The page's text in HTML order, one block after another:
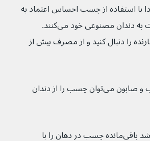
با استفاده از چسب احساس اعتماد به
نفس بیشتری نسبت به دندان مصنوعی خود می‌کنند.
سازنده را دنبال کنید و از مصرف بیش از
با مسواک زدن با آب و صابون می‌توان چسب را از دندان
ممکن است لازم باشد باقی‌مانده چسب در دهان را با